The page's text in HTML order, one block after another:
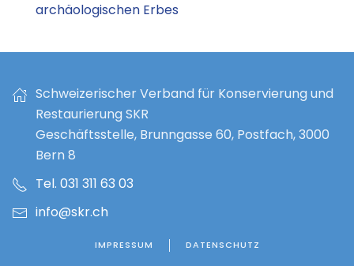
archäologischen Erbes
Schweizerischer Verband für Konservierung und
Restaurierung SKR
Geschäftsstelle, Brunngasse 60, Postfach, 3000
Bern 8
Tel. 031 311 63 03
info@skr.ch
IMPRESSUM DATENSCHUTZ